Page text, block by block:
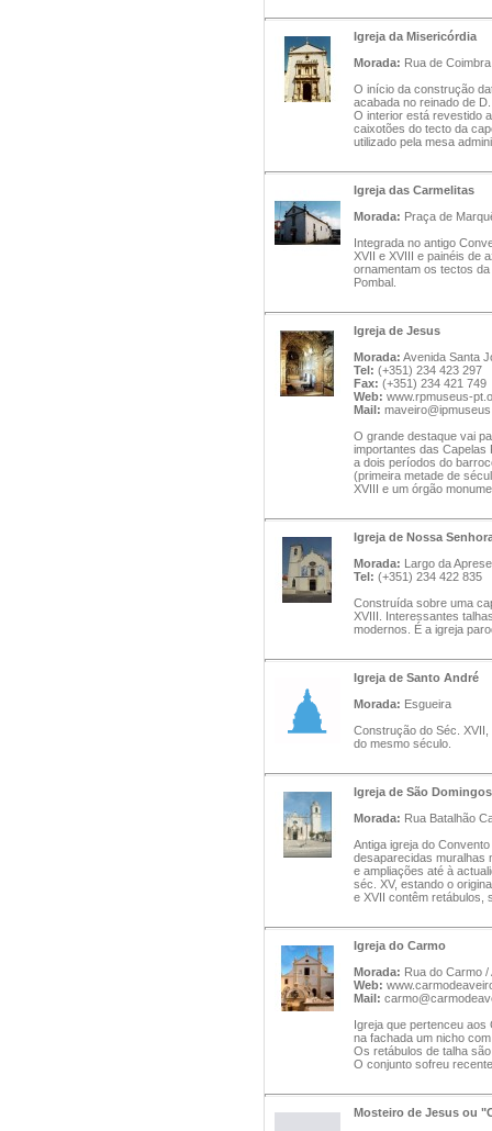
Igreja da Misericórdia
Morada: Rua de
O início da construção
acabada no reinado de
O interior está revestido
caixotões do tecto da
utilizado pela mesa
Igreja das Carmelitas
Morada: Praça de
Integrada no antigo
XVII e XVIII e painéis de
ornamentam os tectos
Pombal.
Igreja de Jesus
Morada: Avenida Santa
Tel: (+351) 234 423 297
Fax: (+351) 234 421 749
Web: www.rpmuseus-
Mail:
O grande destaque vai
importantes das Capelas
a dois períodos do
(primeira metade de
XVIII e um órgão
Igreja de Nossa
Morada: Largo da
Tel: (+351) 234 422 835
Construída sobre uma
XVIII. Interessantes
modernos. É a igreja
Igreja de Santo André
Morada: Esgueira
Construção do Séc.
do mesmo século.
Igreja de São
Morada: Rua Batalhão
Antiga igreja do
desaparecidas muralhas
e ampliações até à
séc. XV, estando o
e XVII contêm retábulos,
Igreja do Carmo
Morada: Rua do Carmo /
Web:
Mail:
Igreja que pertenceu
na fachada um nicho
Os retábulos de talha
O conjunto sofreu
Mosteiro de Jesus ou